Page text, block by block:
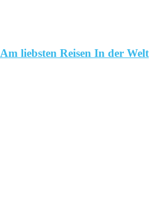
Am liebsten Reisen In der Welt